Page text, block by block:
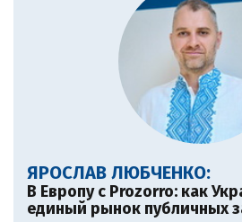
ЯРОСЛАВ ЛЮБЧЕНКО:
В Европу c Prozorro: как
единый рынок публичных